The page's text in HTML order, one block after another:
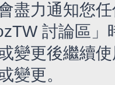
盡力通知您
討論區
變更後繼續
變更。